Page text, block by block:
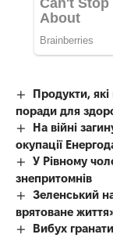
Продукти,
поради для
На війні
окупації
У Рівному
знепритомнів
Зеленський
врятоване
Вибух